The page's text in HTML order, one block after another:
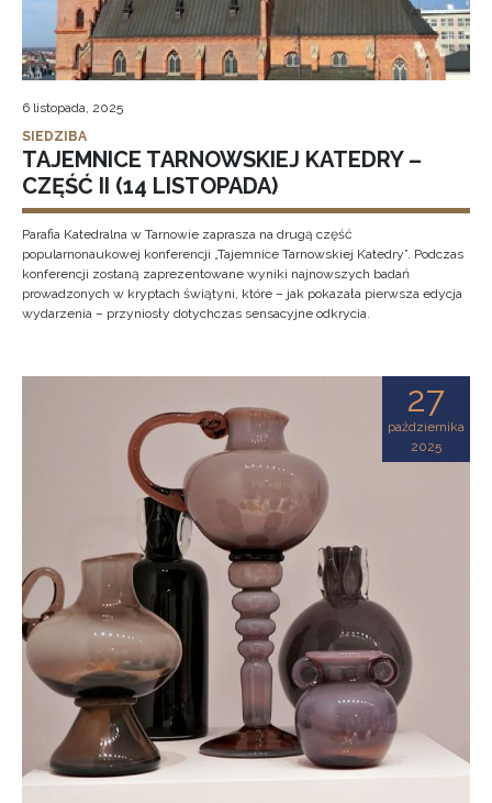
6 listopada, 2025
SIEDZIBA
TAJEMNICE TARNOWSKIEJ KATEDRY –
CZĘŚĆ II (14 LISTOPADA)
Parafia Katedralna w Tarnowie zaprasza na drugą część
popularnonaukowej konferencji „Tajemnice Tarnowskiej Katedry”. Podczas
konferencji zostaną zaprezentowane wyniki najnowszych badań
prowadzonych w kryptach świątyni, które – jak pokazała pierwsza edycja
wydarzenia – przyniosły dotychczas sensacyjne odkrycia.
27
października
2025